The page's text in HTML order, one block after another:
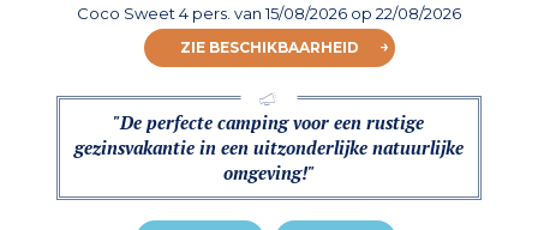
Coco Sweet 4 pers. van15/08/2026 op 22/08/2026
ZIE BESCHIKBAARHEID
"De perfecte camping voor een rustige
gezinsvakantie in een uitzonderlijke natuurlijke
omgeving!"